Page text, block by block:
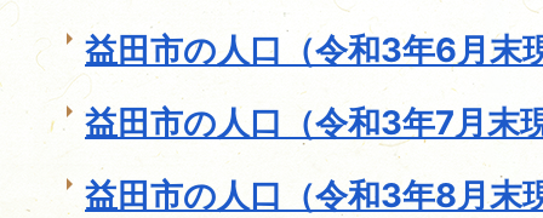
益田市の人口（令和3年6月末
益田市の人口（令和3年7月末
益田市の人口（令和3年8月末